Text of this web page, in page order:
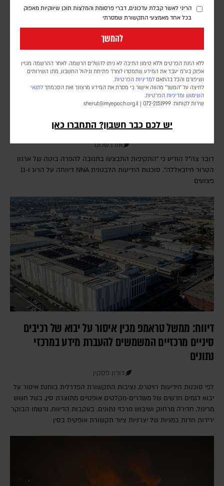
הריני לאשר קבלת עדכונים, דברי פרסומת והמלצות תוכן שיווקיות מאפוק
בכל אחד מאמצעי התקשורת שמסרתי
להמשך
ללא הזנת הפרטים וללא סימון התיבה לא ניתן להשלים הרשמה. לאחר ההרשמה מגזין
אפוק בע״מ יעבד את המידע שתמסרו לצורך פתיחת וניהול החשבון, מתן השירותים
ושיפורם והכל בהתאם למדיניות הפרטיות.
לחיצה על "המשך" מהווה אישור כי מסרת את המידע מרצונך ואת הסכמתך לתנאי
השימוש ומדיניות הפרטיות.
שירות לקוחות: 072-2151999 |
sherut@myepoch.org.il
יש לכם כבר חשבון? התחברו כאן
אורן שלום
דובר צה"ל הודיע כי "התקיפות התבצעו בתגובה להפרה בוטה של ארגון
הטרור חיזבאללה". סוכנות הידיעות הלבנונית NNA דיווחה על הרוג ו-11
פצועים
דיווח: ממשל טראמפ מכין איסור על יבוא של רכיבים
סיניים מרכזיים המשמשים להעברת מידע במרכזי
נתונים
דורון פסקין
לפי סוכנות הידיעות רויטרס, נציבות התקשורת הפדרלית בוחנת איסור על
יבוא דגמים חדשים של משדרים-מקלטים אופטיים מתוצרת סין, בשל חשש
מריגול, חדירה מרחוק ושיבוש מרכזי נתונים. בעקבות הדיווח, נרשמו הבוקר
ירידות חדות במניות של יצרניות ציוד תקשורת אופטית בסין